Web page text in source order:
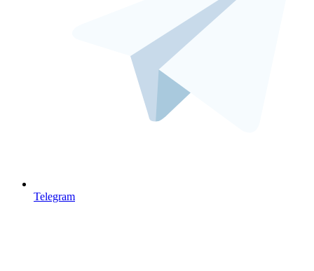
Telegram